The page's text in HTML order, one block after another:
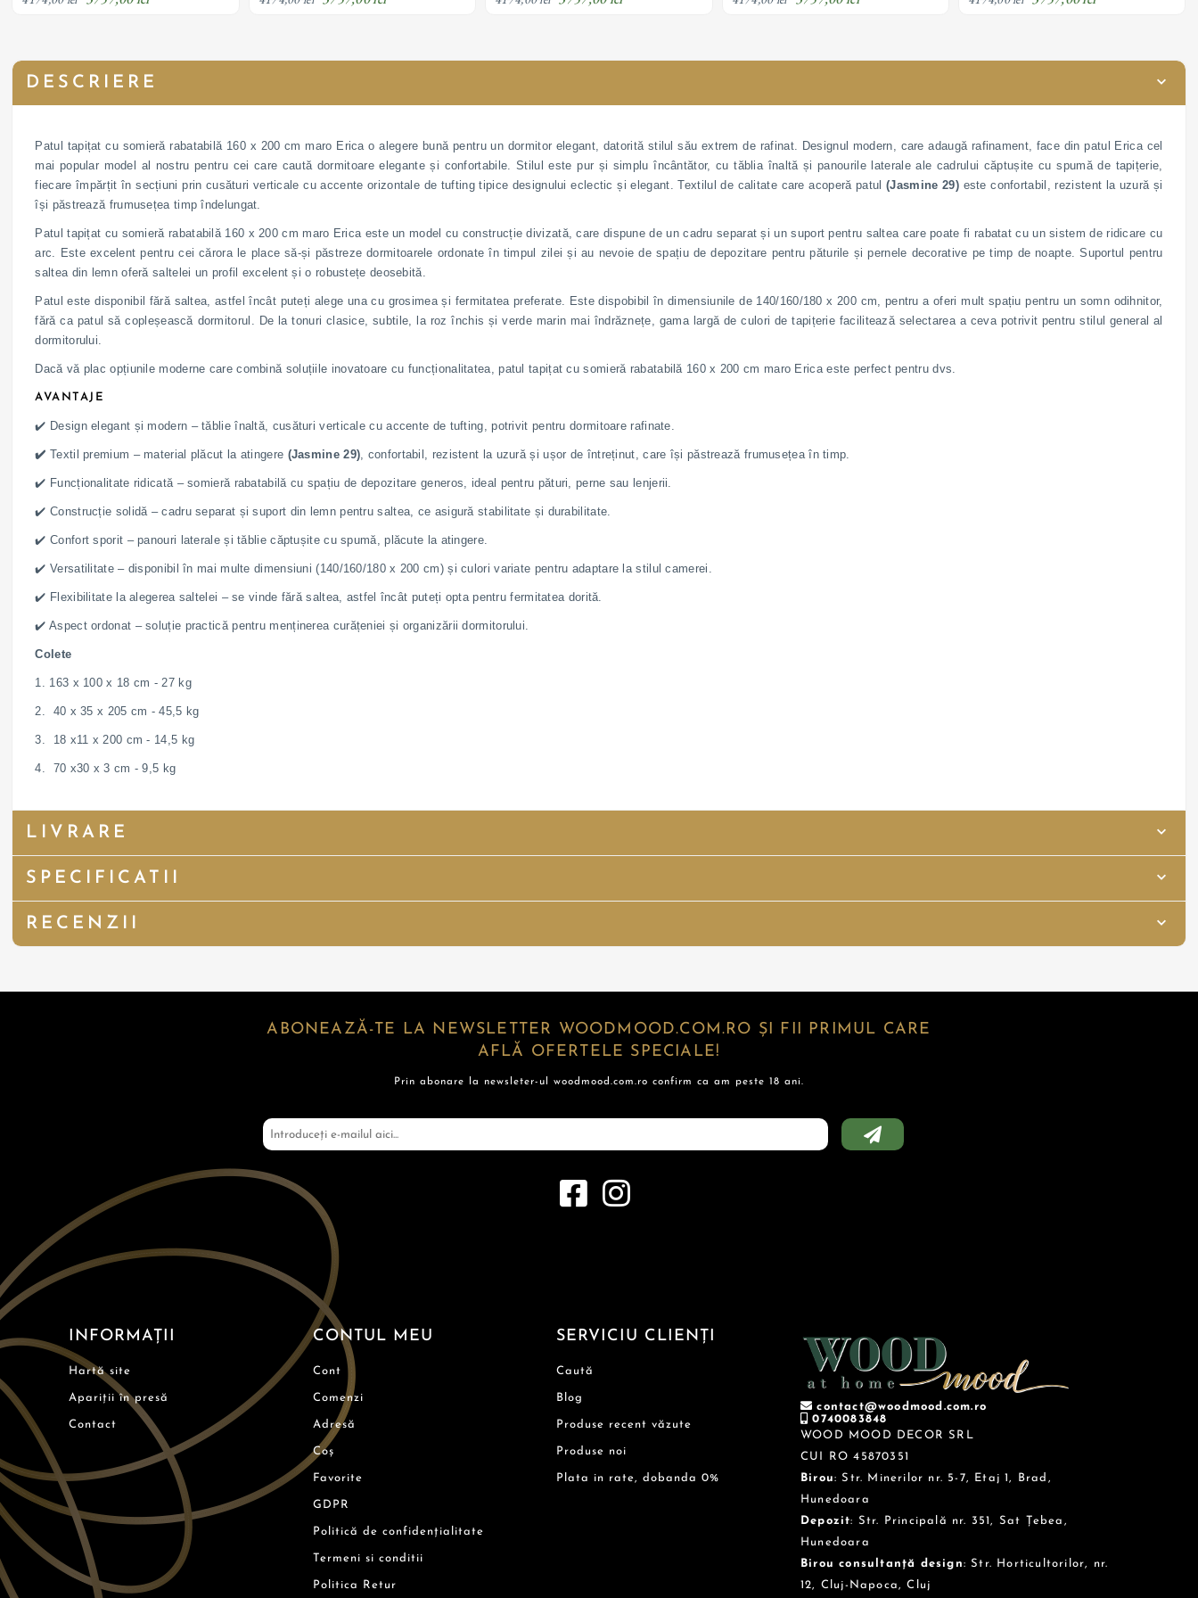
material textil
material textil
material textil
material textil
material textil
DESCRIERE
Patul tapițat cu somieră rabatabilă 160 x 200 cm maro Erica o alegere bună pentru un dormitor elegant, datorită stilul său extrem de rafinat. Designul modern, care adaugă rafinament, face din patul Erica cel
mai popular model al nostru pentru cei care caută dormitoare elegante și confortabile. Stilul este pur și simplu încântător, cu tăblia înaltă și panourile laterale ale cadrului căptușite cu spumă de tapițerie,
fiecare împărțit în secțiuni prin cusături verticale cu accente orizontale de tufting tipice designului eclectic și elegant. Textilul de calitate care acoperă patul(Jasmine 29)este confortabil, rezistent la uzură și
își păstrează frumusețea timp îndelungat.
Patul tapițat cu somieră rabatabilă 160 x 200 cm maro Erica este un model cu construcție divizată, care dispune de un cadru separat și un suport pentru saltea care poate fi rabatat cu un sistem de ridicare cu
arc. Este excelent pentru cei cărora le place să-și păstreze dormitoarele ordonate în timpul zilei și au nevoie de spațiu de depozitare pentru păturile și pernele decorative pe timp de noapte. Suportul pentru
saltea din lemn oferă saltelei un profil excelent și o robustețe deosebită.
Patul este disponibil fără saltea, astfel încât puteți alege una cu grosimea și fermitatea preferate. Este dispobibil în dimensiunile de 140/160/180 x 200 cm, pentru a oferi mult spațiu pentru un somn odihnitor,
fără ca patul să copleșească dormitorul. De la tonuri clasice, subtile, la roz închis și verde marin mai îndrăznețe, gama largă de culori de tapițerie facilitează selectarea a ceva potrivit pentru stilul general al
dormitorului.
Dacă vă plac opțiunile moderne care combină soluțiile inovatoare cu funcționalitatea, patul tapițat cu somieră rabatabilă 160 x 200 cm maro Erica este perfect pentru dvs.
AVANTAJE
✔️ Design elegant și modern – tăblie înaltă, cusături verticale cu accente de tufting, potrivit pentru dormitoare rafinate.
✔️Textil premium – material plăcut la atingere (Jasmine 29), confortabil, rezistent la uzură și ușor de întreținut, care își păstrează frumusețea în timp.
✔️ Funcționalitate ridicată – somieră rabatabilă cu spațiu de depozitare generos, ideal pentru pături, perne sau lenjerii.
✔️ Construcție solidă – cadru separat și suport din lemn pentru saltea, ce asigură stabilitate și durabilitate.
✔️ Confort sporit – panouri laterale și tăblie căptușite cu spumă, plăcute la atingere.
✔️ Versatilitate – disponibil în mai multe dimensiuni (140/160/180 x 200 cm) și culori variate pentru adaptare la stilul camerei.
✔️ Flexibilitate la alegerea saltelei – se vinde fără saltea, astfel încât puteți opta pentru fermitatea dorită.
✔️ Aspect ordonat – soluție practică pentru menținerea curățeniei și organizării dormitorului.
Colete
1. 163 x 100 x 18 cm - 27 kg
2. 40 x 35 x 205 cm - 45,5 kg
3. 18 x11 x 200 cm - 14,5 kg
4. 70 x30 x 3 cm - 9,5 kg
LIVRARE
SPECIFICATII
RECENZII
ABONEAZĂ-TE LA NEWSLETTER WOODMOOD.COM.RO ȘI FII PRIMUL CARE
AFLĂ OFERTELE SPECIALE!
Prin abonare la newsleter-ul woodmood.com.ro confirm ca am peste 18 ani.
INFORMAȚII
Hartă site
Apariții în presă
Contact
CONTUL MEU
Cont
Comenzi
Adresă
Coș
Favorite
GDPR
Politică de confidențialitate
Termeni si conditii
Politica Retur
SERVICIU CLIENȚI
Caută
Blog
Produse recent văzute
Produse noi
Plata in rate, dobanda 0%
contact@woodmood.com.ro
0740083848
WOOD MOOD DECOR SRL
CUI RO 45870351
Birou: Str. Minerilor nr. 5-7, Etaj 1, Brad,
Hunedoara
Depozit: Str. Principală nr. 351, Sat Țebea,
Hunedoara
Birou consultanță design: Str. Horticultorilor, nr.
12, Cluj-Napoca, Cluj